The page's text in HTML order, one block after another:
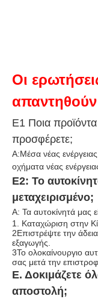
Οι
Ε1 Ποια
προσφέρετε;
Α:Μέσα νέας
οχήματα νέας
Ε2: Το
μεταχειρισμένο;
Α: Τα αυτοκίνητά μας
1. Καταχώριση στην
2Επιστρέψτε την άδεια
εξαγωγής.
3Το ολοκαίνουργιο
σας μετά την
Ε. Δοκιμάζετε
αποστολή;